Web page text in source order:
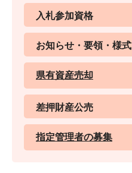
入札参加資格
お知らせ・要領・様式
県有資産売却
差押財産公売
指定管理者の募集